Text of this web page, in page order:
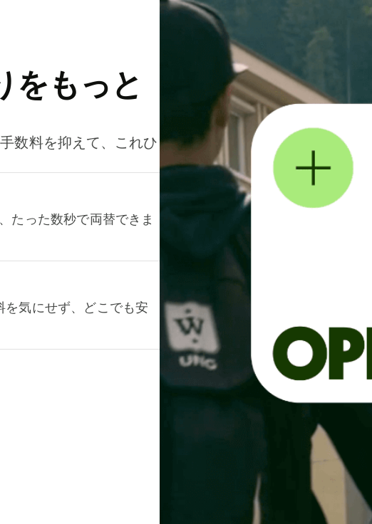
をもっと
数料を抑えて、これひ
たった数秒で両替できま
気にせず、どこでも安